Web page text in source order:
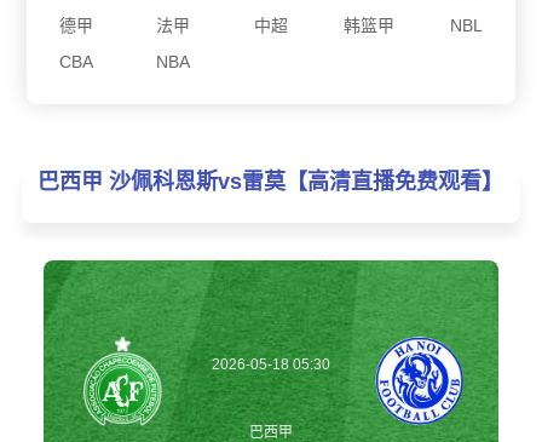
德甲
法甲 中超 韩篮甲
NBL
CBA
NBA
巴西甲 沙佩科恩斯vs雷莫【高清直播免费观看】
2026-05-18 05:30
巴西甲